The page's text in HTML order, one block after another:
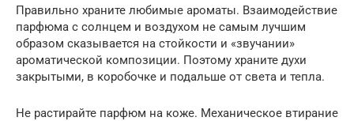
Правильно храните любимые ароматы. Взаимодействие
парфюма с солнцем и воздухом не самым лучшим
образом сказывается на стойкости и «звучании»
ароматической композиции. Поэтому храните духи
закрытыми, в коробочке и подальше от света и тепла.
Не растирайте парфюм на коже. Механическое втирание